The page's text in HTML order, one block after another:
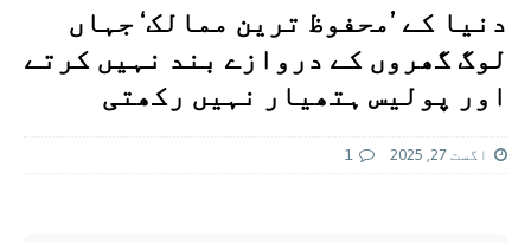
دنیا کے ’محفوظ ترین ممالک‘ جہاں
لوگ گھروں کے دروازے بند نہیں کرتے
اور پولیس ہتھیار نہیں رکھتی
اگست 27, 2025 1